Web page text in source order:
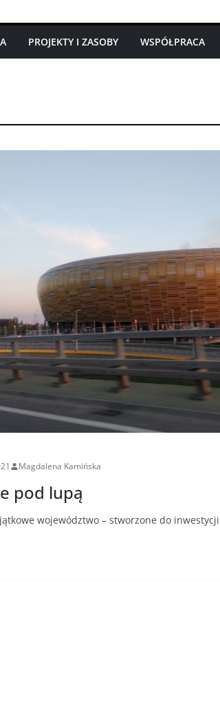
PROJEKTY I ZASOBY WSPÓŁPRACA
Magdalena Kamińska
pod lupą
województwo – stworzone do inwestycji